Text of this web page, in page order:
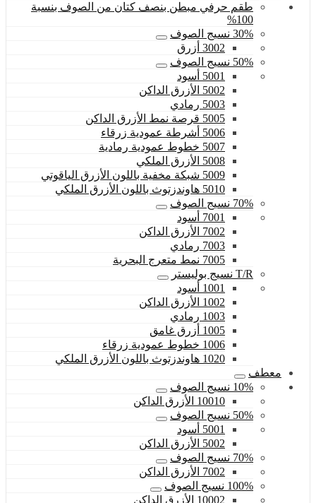
طقم حرفي مبطن بنصف كتان من الصوف بنسبة
100%
30% نسيج الصوف
3002 أزرق
50% نسيج الصوف
5001 أسود
5002 الأزرق الداكن
5003 رمادي
5005 قرصة نمط الأزرق الداكن
5006 أشرطة عمودية زرقاء
5007 خطوط عمودية رمادية
5008 الأزرق الملكي
5009 شبكة مخفية باللون الأزرق الياقوتي
5010 هاوندزتوث باللون الأزرق الملكي
70% نسيج الصوف
7001 أسود
7002 الأزرق الداكن
7003 رمادي
7005 نمط متعرج البحرية
T/R نسيج بوليستر
1001 أسود
1002 الأزرق الداكن
1003 رمادي
1005 أزرق غامق
1006 خطوط عمودية زرقاء
1020 هاوندزتوث باللون الأزرق الملكي
معطف
10% نسيج الصوف
10010 الأزرق الداكن
50% نسيج الصوف
5001 أسود
5002 الأزرق الداكن
70% نسيج الصوف
7002 الأزرق الداكن
100% نسيج الصوف
10002 الأزرق الداكن